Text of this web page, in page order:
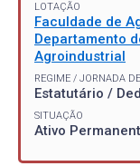
LOTAÇÃO
Faculdade de
Departamento
Agroindustrial
REGIME / JORNADA
Estatutário /
SITUAÇÃO
Ativo